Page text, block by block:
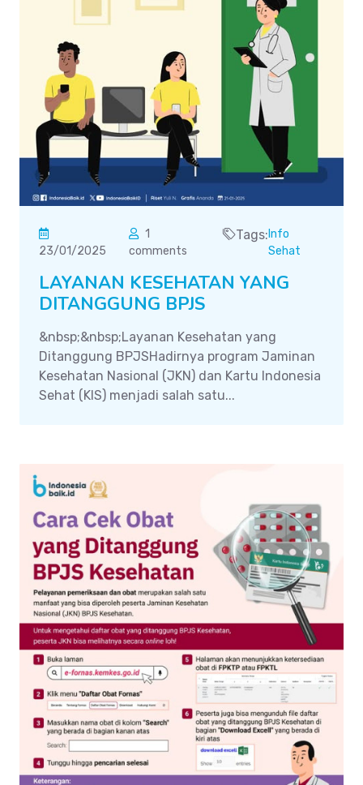
23/01/2025
1
comments
Tags:Info
Sehat
LAYANAN KESEHATAN YANG
DITANGGUNG BPJS
&nbsp;&nbsp;Layanan Kesehatan yang
Ditanggung BPJSHadirnya program Jaminan
Kesehatan Nasional (JKN) dan Kartu Indonesia
Sehat (KIS) menjadi salah satu...